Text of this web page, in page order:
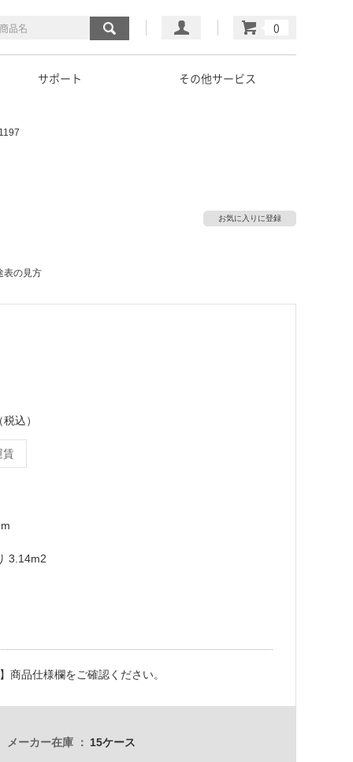
マイページ
カート
サポート その他サービス
お気に入りに登録
表の見方
込）
賃
3.14m2
商品仕様欄をご確認ください。
メーカー在庫 15ケース